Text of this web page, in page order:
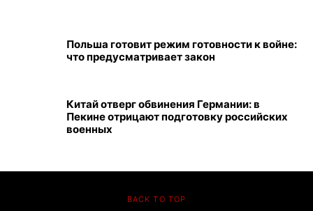
Польша готовит режим готовности к войне:
что предусматривает закон
Китай отверг обвинения Германии: в
Пекине отрицают подготовку российских
военных
BACK TO TOP